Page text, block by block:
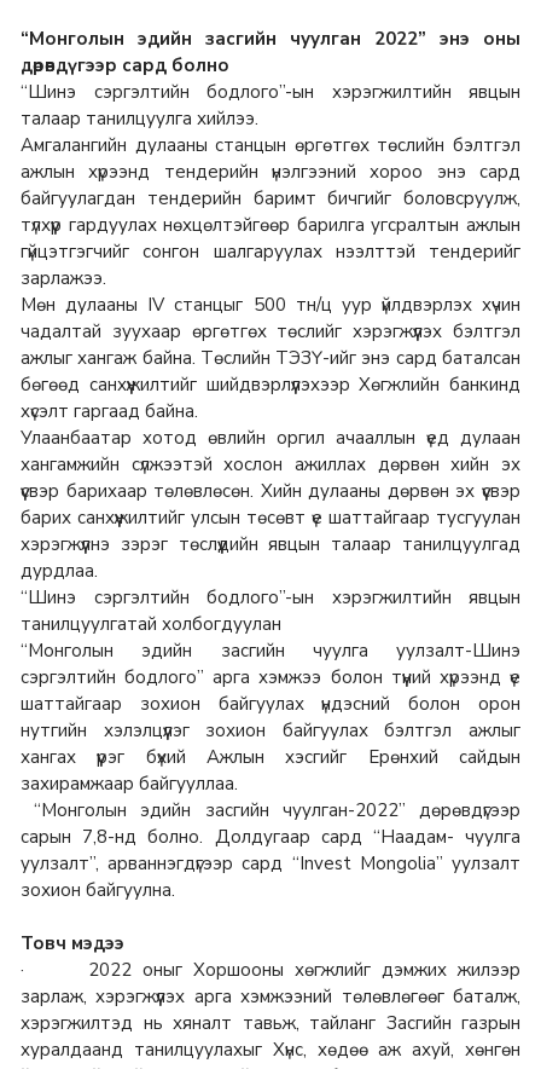
“Монголын эдийн засгийн чуулган 2022” энэ оны
дөрөвдүгээр сард болно
“Шинэ сэргэлтийн бодлого”-ын хэрэгжилтийн явцын
талаар танилцуулга хийлээ.
Амгалангийн дулааны станцын өргөтгөх төслийн бэлтгэл
ажлын хүрээнд тендерийн үнэлгээний хороо энэ сард
байгуулагдан тендерийн баримт бичгийг боловсруулж,
түлхүүр гардуулах нөхцөлтэйгөөр барилга угсралтын ажлын
гүйцэтгэгчийг сонгон шалгаруулах нээлттэй тендерийг
зарлажээ.
Мөн дулааны IV станцыг 500 тн/ц уур үйлдвэрлэх хүчин
чадалтай зуухаар өргөтгөх төслийг хэрэгжүүлэх бэлтгэл
ажлыг хангаж байна. Төслийн ТЭЗҮ-ийг энэ сард баталсан
бөгөөд санхүүжилтийг шийдвэрлүүлэхээр Хөгжлийн банкинд
хүсэлт гаргаад байна.
Улаанбаатар хотод өвлийн оргил ачааллын үед дулаан
хангамжийн сүлжээтэй хослон ажиллах дөрвөн хийн эх
үүсвэр барихаар төлөвлөсөн. Хийн дулааны дөрвөн эх үүсвэр
барих санхүүжилтийг улсын төсөвт үе шаттайгаар тусгуулан
хэрэгжүүлнэ зэрэг төслүүдийн явцын талаар танилцуулгад
дурдлаа.
“Шинэ сэргэлтийн бодлого”-ын хэрэгжилтийн явцын
танилцуулгатай холбогдуулан
“Монголын эдийн засгийн чуулга уулзалт-Шинэ
сэргэлтийн бодлого” арга хэмжээ болон түүний хүрээнд үе
шаттайгаар зохион байгуулах үндэсний болон орон
нутгийн хэлэлцүүлэг зохион байгуулах бэлтгэл ажлыг
хангах үүрэг бүхий Ажлын хэсгийг Ерөнхий сайдын
захирамжаар байгууллаа.
“Монголын эдийн засгийн чуулган-2022” дөрөвдүгээр
сарын 7,8-нд болно. Долдугаар сард “Наадам- чуулга
уулзалт”, арваннэгдүгээр сард “Invest Mongolia” уулзалт
зохион байгуулна.
Товч мэдээ
· 2022 оныг Хоршооны хөгжлийг дэмжих жилээр
зарлаж, хэрэгжүүлэх арга хэмжээний төлөвлөгөөг баталж,
хэрэгжилтэд нь хяналт тавьж, тайланг Засгийн газрын
хуралдаанд танилцуулахыг Хүнс, хөдөө аж ахуй, хөнгөн